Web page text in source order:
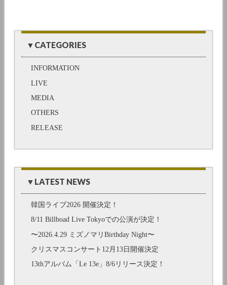
▼CATEGORIES
INFORMATION
LIVE
MEDIA
OTHERS
RELEASE
▼LATEST NEWS
韓国ライブ2026 開催決定！
8/11 Billboad Live Tokyoでの公演が決定！
〜2026.4.29 ミズノマリBirthday Night〜
クリスマスコンサート12月13日開催決定
13thアルバム「Le 13e」8/6リリース決定！